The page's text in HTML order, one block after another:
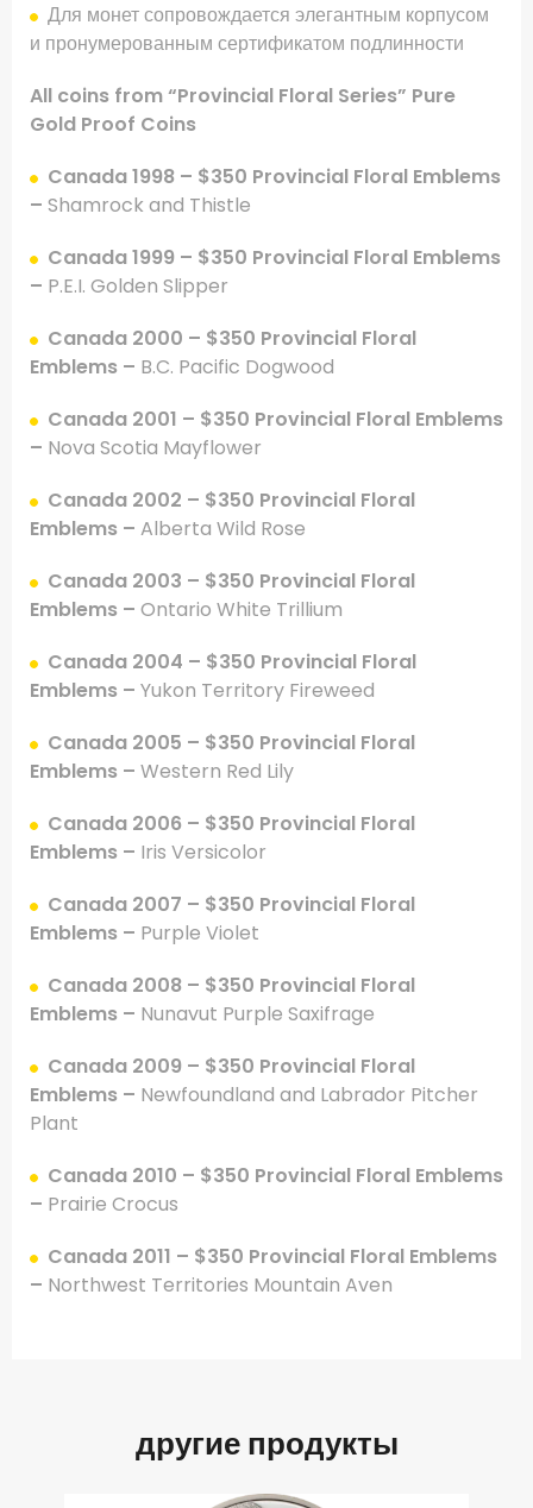
Для монет сопровождается элегантным корпусом
и пронумерованным сертификатом подлинности
All coins from “Provincial Floral Series” Pure
Gold Proof Coins
Canada 1998 – $350 Provincial Floral Emblems
– Shamrock and Thistle
Canada 1999 – $350 Provincial Floral Emblems
– P.E.I. Golden Slipper
Canada 2000 – $350 Provincial Floral
Emblems – B.C. Pacific Dogwood
Canada 2001 – $350 Provincial Floral Emblems
– Nova Scotia Mayflower
Canada 2002 – $350 Provincial Floral
Emblems – Alberta Wild Rose
Canada 2003 – $350 Provincial Floral
Emblems – Ontario White Trillium
Canada 2004 – $350 Provincial Floral
Emblems – Yukon Territory Fireweed
Canada 2005 – $350 Provincial Floral
Emblems – Western Red Lily
Canada 2006 – $350 Provincial Floral
Emblems – Iris Versicolor
Canada 2007 – $350 Provincial Floral
Emblems – Purple Violet
Canada 2008 – $350 Provincial Floral
Emblems – Nunavut Purple Saxifrage
Canada 2009 – $350 Provincial Floral
Emblems – Newfoundland and Labrador Pitcher
Plant
Canada 2010 – $350 Provincial Floral Emblems
– Prairie Crocus
Canada 2011 – $350 Provincial Floral Emblems
– Northwest Territories Mountain Aven
другие продукты